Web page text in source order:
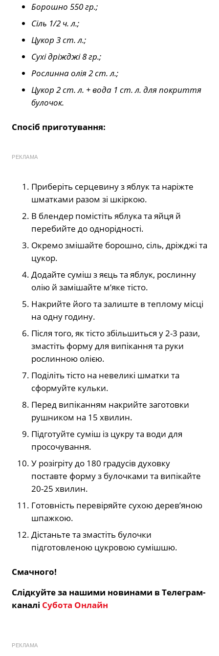
Борошно 550 гр.;
Сіль 1/2 ч. л.;
Цукор 3 ст. л.;
Сухі дріжджі 8 гр.;
Рослинна олія 2 ст. л.;
Цукор 2 ст. л. + вода 1 ст. л. для покриття
булочок.
Спосіб приготування:
РЕКЛАМА
Приберіть серцевину з яблук та наріжте
шматками разом зі шкіркою.
В блендер помістіть яблука та яйця й
перебийте до однорідності.
Окремо змішайте борошно, сіль, дріжджі та
цукор.
Додайте суміш з яєць та яблук, рослинну
олію й замішайте м’яке тісто.
Накрийте його та залиште в теплому місці
на одну годину.
Після того, як тісто збільшиться у 2-3 рази,
змастіть форму для випікання та руки
рослинною олією.
Поділіть тісто на невеликі шматки та
сформуйте кульки.
Перед випіканням накрийте заготовки
рушником на 15 хвилин.
Підготуйте суміш із цукру та води для
просочування.
У розігріту до 180 градусів духовку
поставте форму з булочками та випікайте
20-25 хвилин.
Готовність перевіряйте сухою дерев’яною
шпажкою.
Дістаньте та змастіть булочки
підготовленою цукровою сумішшю.
Смачного!
Слідкуйте за нашими новинами в Телеграм-
каналі Субота Онлайн
РЕКЛАМА